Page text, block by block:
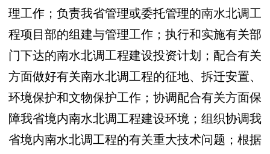
理工作；负责我省管理或委托管理的南水北调工
程项目部的组建与管理工作；执行和实施有关部
门下达的南水北调工程建设投资计划；配合有关
方面做好有关南水北调工程的征地、拆迁安置、
环境保护和文物保护工作；协调配合有关方面保
障我省境内南水北调工程建设环境；组织协调我
省境内南水北调工程的有关重大技术问题；根据